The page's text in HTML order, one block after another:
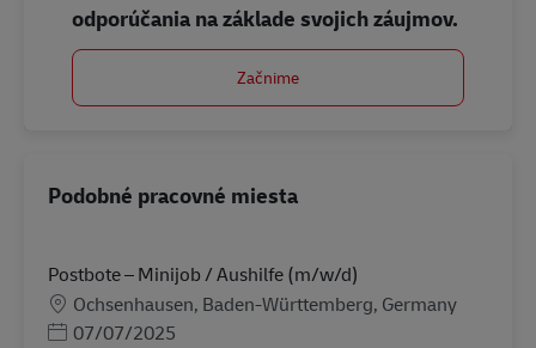
odporúčania na základe svojich záujmov.
Začnime
Podobné pracovné miesta
Postbote – Minijob / Aushilfe (m/w/d)
MiestoOchsenhausen, Baden-Württemberg, Germany
Posted Date
07/07/2025